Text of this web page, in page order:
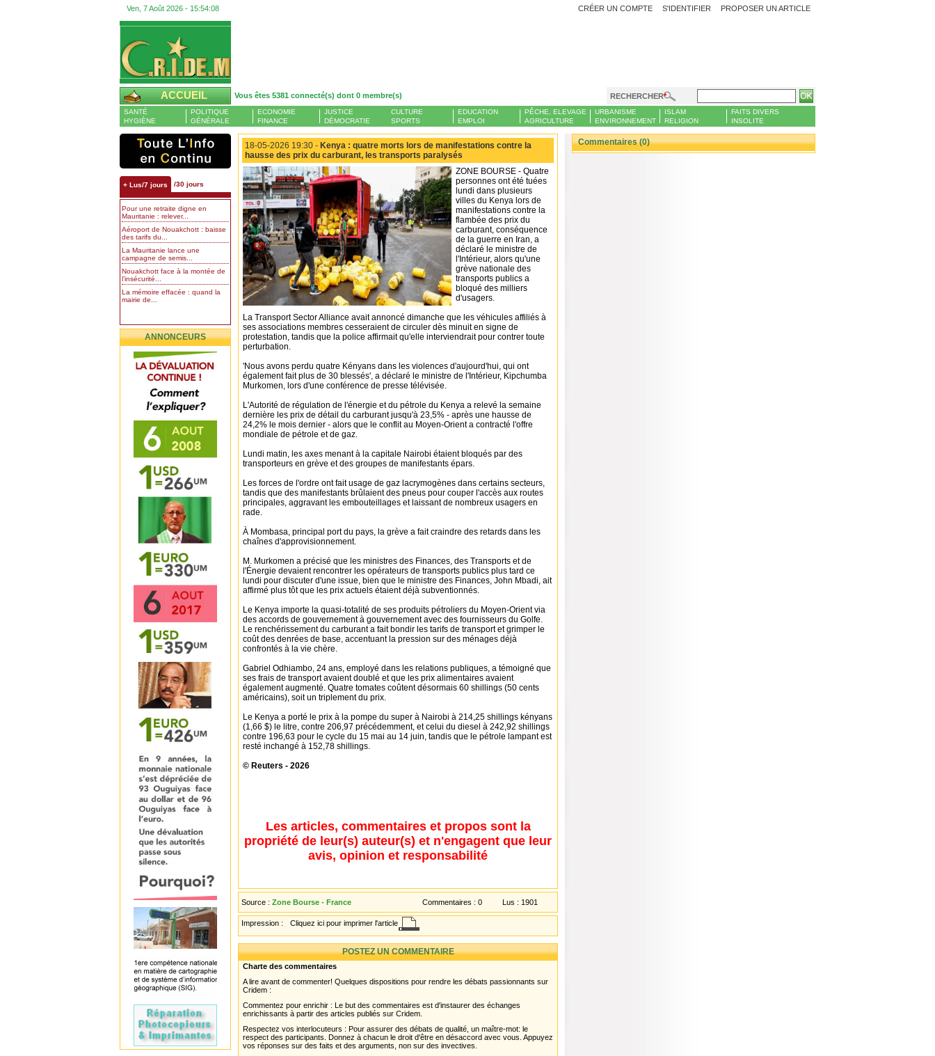
Ven, 7 Août 2026 - 15:54:09 PROPOSER UN ARTICLE
CRÉER UN COMPTE S'IDENTIFIER
ACCUEIL Vous êtes 5381 connecté(s) dont 0 membre(s) RECHERCHER
SANTÉ
HYGIÈNE
POLITIQUE
GÉNÉRALE
ECONOMIE
FINANCE
JUSTICE
DÉMOCRATIE
CULTURE
SPORTS
EDUCATION
EMPLOI
PÊCHE, ELEVAGE
AGRICULTURE
URBANISME
ENVIRONNEMENT
ISLAM
RELIGION
FAITS DIVERS
INSOLITE
+ Lus/7 jours /30 jours
Pour une retraite digne en
Mauritanie : relever...
Aéroport de Nouakchott : baisse
des tarifs du...
La Mauritanie lance une
campagne de semis...
Nouakchott face à la montée de
l’insécurité...
La mémoire effacée : quand la
mairie de...
ANNONCEURS
18-05-2026 19:30 - Kenya : quatre morts lors de manifestations contre la
hausse des prix du carburant, les transports paralysés
ZONE BOURSE - Quatre
personnes ont été tuées
lundi dans plusieurs
villes du Kenya lors de
manifestations contre la
flambée des prix du
carburant, conséquence
de la guerre en Iran, a
déclaré le ministre de
l'Intérieur, alors qu'une
grève nationale des
transports publics a
bloqué des milliers
d'usagers.
La Transport Sector Alliance avait annoncé dimanche que les véhicules affiliés à
ses associations membres cesseraient de circuler dès minuit en signe de
protestation, tandis que la police affirmait qu'elle interviendrait pour contrer toute
perturbation.
'Nous avons perdu quatre Kényans dans les violences d'aujourd'hui, qui ont
également fait plus de 30 blessés', a déclaré le ministre de l'Intérieur, Kipchumba
Murkomen, lors d'une conférence de presse télévisée.
L'Autorité de régulation de l'énergie et du pétrole du Kenya a relevé la semaine
dernière les prix de détail du carburant jusqu'à 23,5% - après une hausse de
24,2% le mois dernier - alors que le conflit au Moyen-Orient a contracté l'offre
mondiale de pétrole et de gaz.
Lundi matin, les axes menant à la capitale Nairobi étaient bloqués par des
transporteurs en grève et des groupes de manifestants épars.
Les forces de l'ordre ont fait usage de gaz lacrymogènes dans certains secteurs,
tandis que des manifestants brûlaient des pneus pour couper l'accès aux routes
principales, aggravant les embouteillages et laissant de nombreux usagers en
rade.
À Mombasa, principal port du pays, la grève a fait craindre des retards dans les
chaînes d'approvisionnement.
M. Murkomen a précisé que les ministres des Finances, des Transports et de
l'Énergie devaient rencontrer les opérateurs de transports publics plus tard ce
lundi pour discuter d'une issue, bien que le ministre des Finances, John Mbadi, ait
affirmé plus tôt que les prix actuels étaient déjà subventionnés.
Le Kenya importe la quasi-totalité de ses produits pétroliers du Moyen-Orient via
des accords de gouvernement à gouvernement avec des fournisseurs du Golfe.
Le renchérissement du carburant a fait bondir les tarifs de transport et grimper le
coût des denrées de base, accentuant la pression sur des ménages déjà
confrontés à la vie chère.
Gabriel Odhiambo, 24 ans, employé dans les relations publiques, a témoigné que
ses frais de transport avaient doublé et que les prix alimentaires avaient
également augmenté. Quatre tomates coûtent désormais 60 shillings (50 cents
américains), soit un triplement du prix.
Le Kenya a porté le prix à la pompe du super à Nairobi à 214,25 shillings kényans
(1,66 $) le litre, contre 206,97 précédemment, et celui du diesel à 242,92 shillings
contre 196,63 pour le cycle du 15 mai au 14 juin, tandis que le pétrole lampant est
resté inchangé à 152,78 shillings.
© Reuters - 2026
Les articles, commentaires et propos sont la
propriété de leur(s) auteur(s) et n'engagent que leur
avis, opinion et responsabilité
Source : Zone Bourse - France Commentaires : 0 Lus : 1901
Impression : Cliquez ici pour imprimer l'article
POSTEZ UN COMMENTAIRE
Charte des commentaires
A lire avant de commenter! Quelques dispositions pour rendre les débats passionnants sur
Cridem :
Commentez pour enrichir : Le but des commentaires est d'instaurer des échanges
enrichissants à partir des articles publiés sur Cridem.
Respectez vos interlocuteurs : Pour assurer des débats de qualité, un maître-mot: le
respect des participants. Donnez à chacun le droit d'être en désaccord avec vous. Appuyez
vos réponses sur des faits et des arguments, non sur des invectives.
Commentaires (0)